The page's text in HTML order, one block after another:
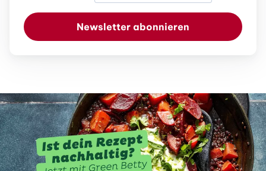
Newsletter abonnieren